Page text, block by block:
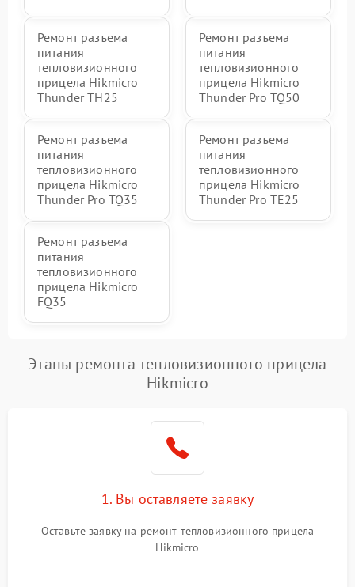
Ремонт разъема
питания
тепловизионного
прицела Hikmicro
Thunder TH25
Ремонт разъема
питания
тепловизионного
прицела Hikmicro
Thunder Pro TQ50
Ремонт разъема
питания
тепловизионного
прицела Hikmicro
Thunder Pro TQ35
Ремонт разъема
питания
тепловизионного
прицела Hikmicro
Thunder Pro TE25
Ремонт разъема
питания
тепловизионного
прицела Hikmicro
FQ35
Этапы ремонта тепловизионного прицела
Hikmicro
1. Вы оставляете заявку
Оставьте заявку на ремонт тепловизионного прицела
Hikmicro